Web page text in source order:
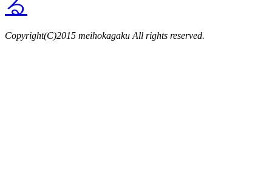
Copyright(C)2015 meihokagaku All rights reserved.